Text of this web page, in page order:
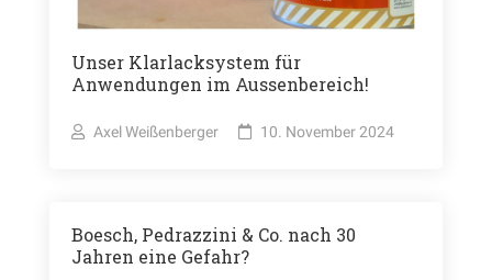
Unser Klarlacksystem für
Anwendungen im Aussenbereich!​
Axel Weißenberger 10. November 2024
Boesch, Pedrazzini & Co. nach 30
Jahren eine Gefahr?